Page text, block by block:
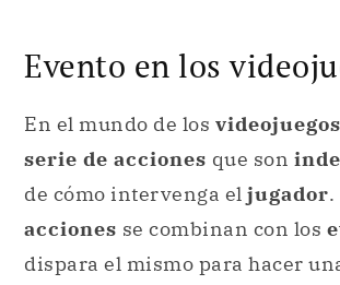
Evento en los
En el mundo de los videojuegos
serie de acciones que son
de cómo intervenga el jugador.
acciones se combinan con los
dispara el mismo para hacer